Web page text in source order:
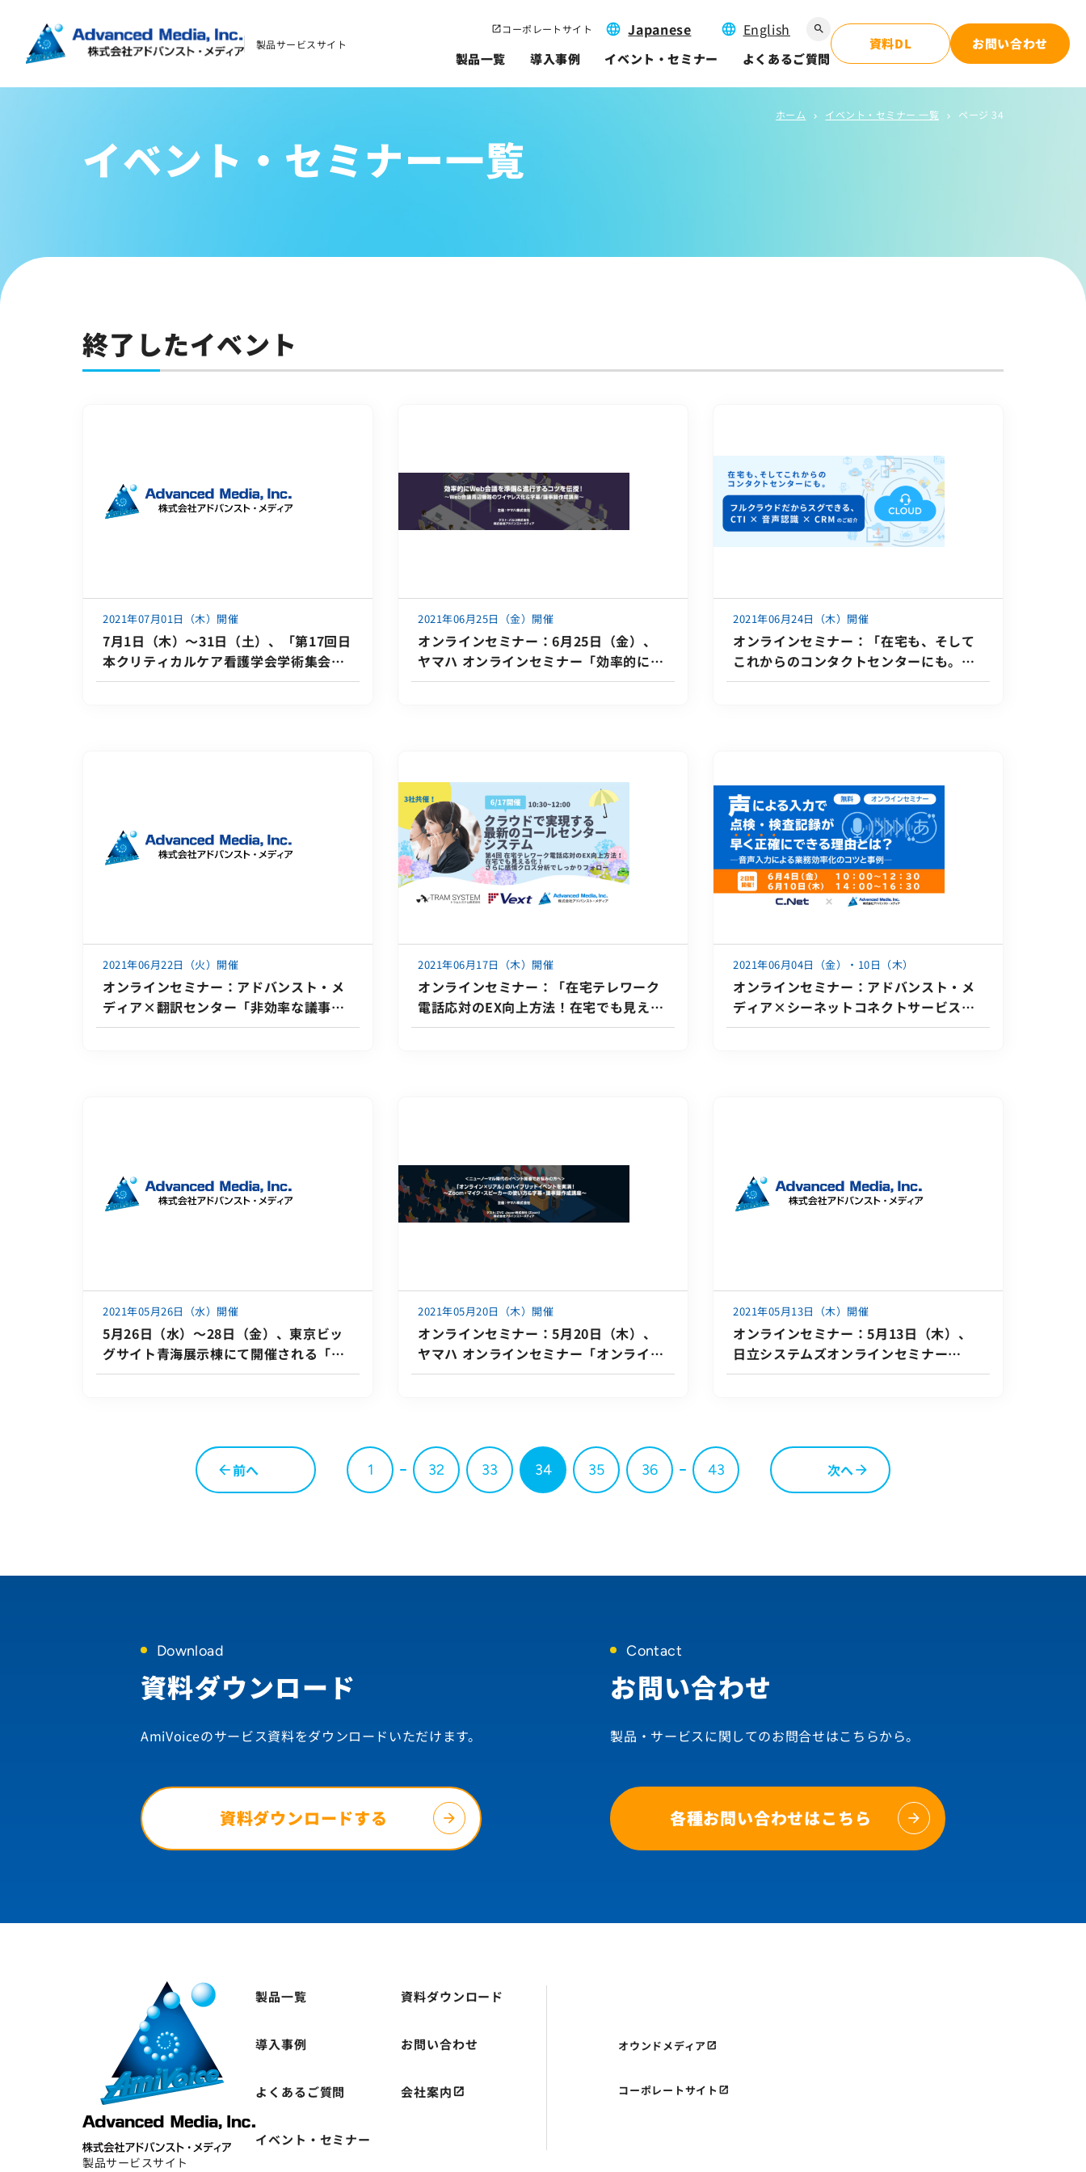
イベント・セミナー
お問い合わせ
コーポレートサイト
サイトマップ
労働者派遣事業に関わる情報
製品サービスサイト
コーポレートサイト Japanese English search
製品一覧 導入事例 イベント・セミナー よくあるご質問
資料DL お問い合わせ
ホーム chevron_right イベント・セミナー 一覧 chevron_right ページ 34
イベント・セミナー一覧
終了したイベント
2021年07月01日（木）開催
7月1日（木）～31日（土）、「第17回日
本クリティカルケア看護学会学術集会」
に出展いたします。
2021年06月25日（金）開催
オンラインセミナー：6月25日（金）、
ヤマハ オンラインセミナー「効率的に
Web会議を準備＆進行するコツを伝授！
2021年06月24日（木）開催
オンラインセミナー：「在宅も、そして
これからのコンタクトセンターにも。フ
ルクラウドだからスグできる、CTI×音
2021年06月22日（火）開催
オンラインセミナー：アドバンスト・メ
ディア×翻訳センター「非効率な議事録
業務から抜け出そう！ AIツール×アウト
2021年06月17日（木）開催
オンラインセミナー：「在宅テレワーク
電話応対のEX向上方法！在宅でも見える
化！さらに感情クロス分析でしっかりフ
2021年06月04日（金）・10日（木）
オンラインセミナー：アドバンスト・メ
ディア×シーネットコネクトサービス
「【初心者向け】声による入力で点検・
2021年05月26日（水）開催
5月26日（水）～28日（金）、東京ビッ
グサイト青海展示棟にて開催される「第
30回Japan IT Week春」に出展いたしま
2021年05月20日（木）開催
オンラインセミナー：5月20日（木）、
ヤマハ オンラインセミナー「オンライン
×リアル のハイブリッドイベントを実
2021年05月13日（木）開催
オンラインセミナー：5月13日（木）、
日立システムズオンラインセミナー
「AI&音声活用ソリューションの紹介 会
arrow_back前へ 1 32 33 34 35 36 43 次へarrow_forward
Download
資料ダウンロード
AmiVoiceのサービス資料をダウンロードいただけます。
資料ダウンロードする
Contact
お問い合わせ
製品・サービスに関してのお問合せはこちらから。
各種お問い合わせはこちら
製品サービスサイト
製品一覧
導入事例
よくあるご質問
イベント・セミナー
資料ダウンロード
お問い合わせ
会社案内
オウンドメディア
コーポレートサイト